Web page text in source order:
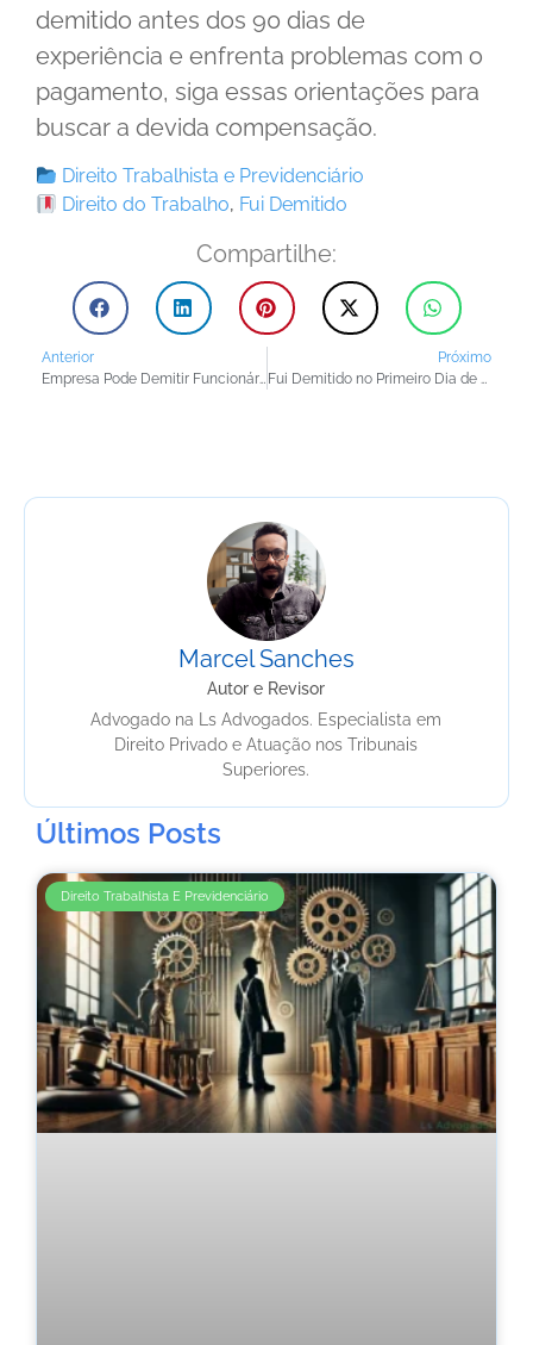
demitido antes dos 90 dias de
experiência e enfrenta problemas com o
pagamento, siga essas orientações para
buscar a devida compensação.
Direito Trabalhista e Previdenciário
Direito do Trabalho, Fui Demitido
Compartilhe:
Anterior
Empresa Pode Demitir Funcionário Próximo à Aposentadoria?
Próximo
Fui Demitido no Primeiro Dia de Trabalho: Seus Direitos e Medidas Legais
Marcel Sanches
Autor e Revisor
Advogado na Ls Advogados. Especialista em
Direito Privado e Atuação nos Tribunais
Superiores.
Últimos Posts
Direito Trabalhista E Previdenciário